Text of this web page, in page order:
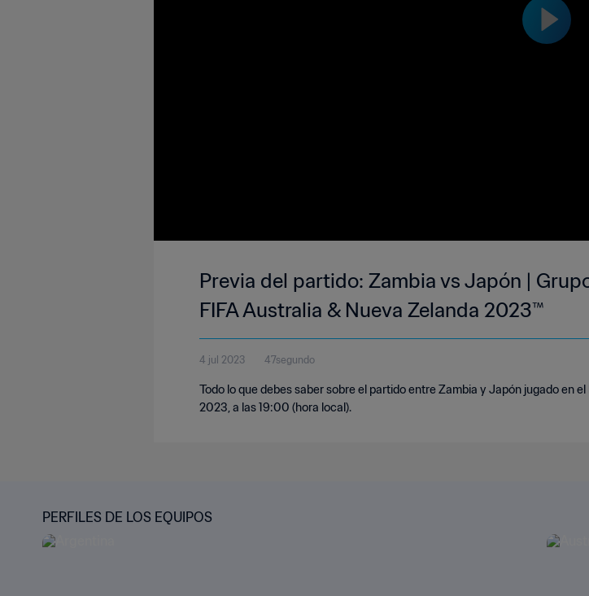
Previa del partido: Zambia vs Japón |
FIFA Australia & Nueva Zelanda 2023™
4 jul 2023 47segundo
Todo lo que debes saber sobre el partido entre Zambia y Japón jugado en
2023, a las 19:00 (hora local).
PERFILES DE LOS EQUIPOS